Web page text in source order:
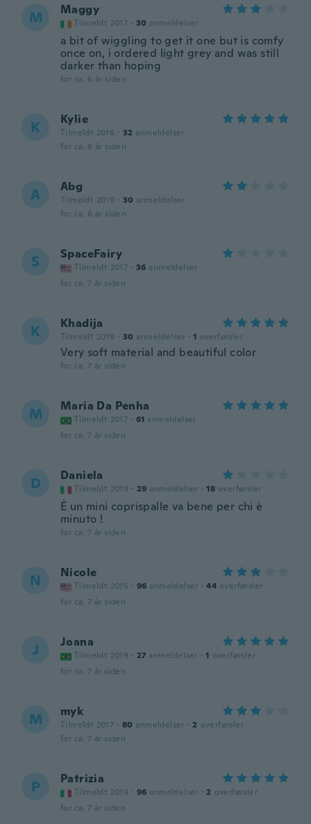
M Maggy
Tilmeldt 2017 · 30 anmeldelser
a bit of wiggling to get it one but is comfy
once on, i ordered light grey and was still
darker than hoping
for ca. 6 år siden
K Kylie
Tilmeldt 2016 · 32 anmeldelser
for ca. 6 år siden
A Abg
Tilmeldt 2019 · 30 anmeldelser
for ca. 6 år siden
S SpaceFairy
Tilmeldt 2017 · 36 anmeldelser
for ca. 7 år siden
K Khadija
Tilmeldt 2019 · 30 anmeldelser · 1 overførsler
Very soft material and beautiful color
for ca. 7 år siden
M Maria Da Penha
Tilmeldt 2017 · 61 anmeldelser
for ca. 7 år siden
D Daniela
Tilmeldt 2019 · 29 anmeldelser · 18 overførsler
È un mini coprispalle va bene per chi è
minuto !
for ca. 7 år siden
N Nicole
Tilmeldt 2015 · 96 anmeldelser · 44 overførsler
for ca. 7 år siden
J Joana
Tilmeldt 2019 · 27 anmeldelser · 1 overførsler
for ca. 7 år siden
M myk
Tilmeldt 2017 · 80 anmeldelser · 2 overførsler
for ca. 7 år siden
P Patrizia
Tilmeldt 2019 · 96 anmeldelser · 2 overførsler
for ca. 7 år siden